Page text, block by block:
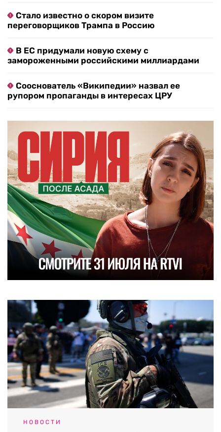
Стало известно о скором визите
переговорщиков Трампа в Россию
В ЕС придумали новую схему с
замороженными российскими миллиардами
Сооснователь «Википедии» назвал ее
рупором пропаганды в интересах ЦРУ
НОВОСТИ